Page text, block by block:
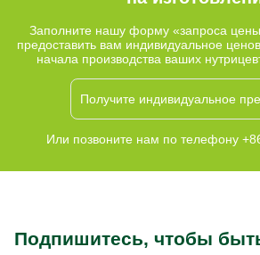
Заполните нашу форму «запроса
предоставить вам индивидуальное
начала производства ваших
Получите индивидуальное
Или позвоните нам по телефону
Подпишитесь, чтобы